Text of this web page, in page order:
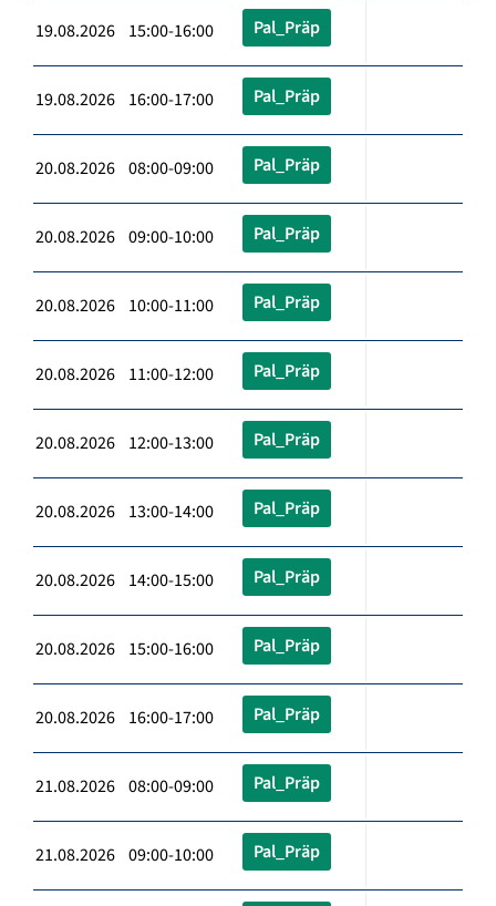
19.08.2026 15:00-16:00 Pal_Präp
19.08.2026 16:00-17:00 Pal_Präp
20.08.2026 08:00-09:00 Pal_Präp
20.08.2026 09:00-10:00 Pal_Präp
20.08.2026 10:00-11:00 Pal_Präp
20.08.2026 11:00-12:00 Pal_Präp
20.08.2026 12:00-13:00 Pal_Präp
20.08.2026 13:00-14:00 Pal_Präp
20.08.2026 14:00-15:00 Pal_Präp
20.08.2026 15:00-16:00 Pal_Präp
20.08.2026 16:00-17:00 Pal_Präp
21.08.2026 08:00-09:00 Pal_Präp
21.08.2026 09:00-10:00 Pal_Präp